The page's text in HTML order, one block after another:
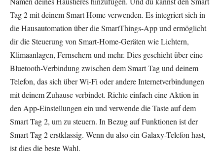
Tag 2 mit deinem Smart Home verwenden. Es integriert sich in
die Hausautomation über die SmartThings-App und ermöglicht
dir die Steuerung von Smart-Home-Geräten wie Lichtern,
Klimaanlagen, Fernsehern und mehr. Dies geschieht über eine
Bluetooth-Verbindung zwischen dem Smart Tag und deinem
Telefon, das sich über Wi-Fi oder andere Internetverbindungen
mit deinem Zuhause verbindet. Richte einfach eine Aktion in
den App-Einstellungen ein und verwende die Taste auf dem
Smart Tag 2, um zu steuern. In Bezug auf Funktionen ist der
Smart Tag 2 erstklassig. Wenn du also ein Galaxy-Telefon hast,
ist dies die beste Wahl.